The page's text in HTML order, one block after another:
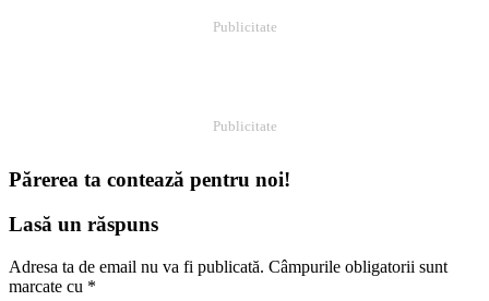
Publicitate
Publicitate
Părerea ta contează pentru noi!
Lasă un răspuns
Adresa ta de email nu va fi publicată. Câmpurile obligatorii sunt
marcate cu *